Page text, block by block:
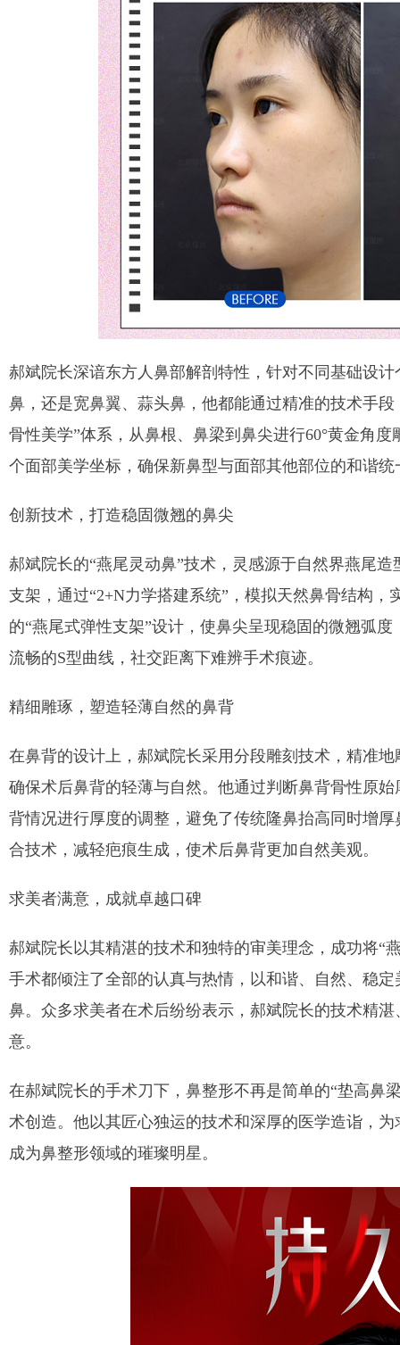
郝斌院长深谙东方人鼻部解剖特性，针对不同基础设
鼻，还是宽鼻翼、蒜头鼻，他都能通过精准的技术手
骨性美学”体系，从鼻根、鼻梁到鼻尖进行60°黄金角
个面部美学坐标，确保新鼻型与面部其他部位的和谐统
创新技术，打造稳固微翘的鼻尖
郝斌院长的“燕尾灵动鼻”技术，灵感源于自然界燕尾
支架，通过“2+N力学搭建系统”，模拟天然鼻骨结构
的“燕尾式弹性支架”设计，使鼻尖呈现稳固的微翘弧
流畅的S型曲线，社交距离下难辨手术痕迹。
精细雕琢，塑造轻薄自然的鼻背
在鼻背的设计上，郝斌院长采用分段雕刻技术，精准
确保术后鼻背的轻薄与自然。他通过判断鼻背骨性原
背情况进行厚度的调整，避免了传统隆鼻抬高同时增
合技术，减轻疤痕生成，使术后鼻背更加自然美观。
求美者满意，成就卓越口碑
郝斌院长以其精湛的技术和独特的审美理念，成功将“
手术都倾注了全部的认真与热情，以和谐、自然、稳
鼻。众多求美者在术后纷纷表示，郝斌院长的技术精
意。
在郝斌院长的手术刀下，鼻整形不再是简单的“垫高鼻
术创造。他以其匠心独运的技术和深厚的医学造诣，
成为鼻整形领域的璀璨明星。